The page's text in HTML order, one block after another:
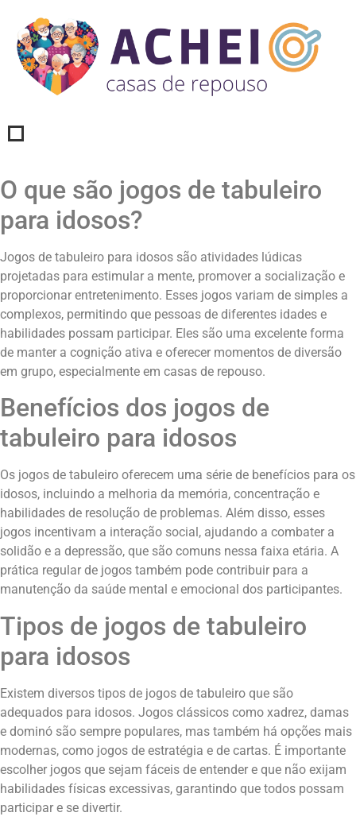
O que são jogos de tabuleiro
para idosos?
Jogos de tabuleiro para idosos são atividades lúdicas
projetadas para estimular a mente, promover a socialização e
proporcionar entretenimento. Esses jogos variam de simples a
complexos, permitindo que pessoas de diferentes idades e
habilidades possam participar. Eles são uma excelente forma
de manter a cognição ativa e oferecer momentos de diversão
em grupo, especialmente em casas de repouso.
Benefícios dos jogos de
tabuleiro para idosos
Os jogos de tabuleiro oferecem uma série de benefícios para os
idosos, incluindo a melhoria da memória, concentração e
habilidades de resolução de problemas. Além disso, esses
jogos incentivam a interação social, ajudando a combater a
solidão e a depressão, que são comuns nessa faixa etária. A
prática regular de jogos também pode contribuir para a
manutenção da saúde mental e emocional dos participantes.
Tipos de jogos de tabuleiro
para idosos
Existem diversos tipos de jogos de tabuleiro que são
adequados para idosos. Jogos clássicos como xadrez, damas
e dominó são sempre populares, mas também há opções mais
modernas, como jogos de estratégia e de cartas. É importante
escolher jogos que sejam fáceis de entender e que não exijam
habilidades físicas excessivas, garantindo que todos possam
participar e se divertir.